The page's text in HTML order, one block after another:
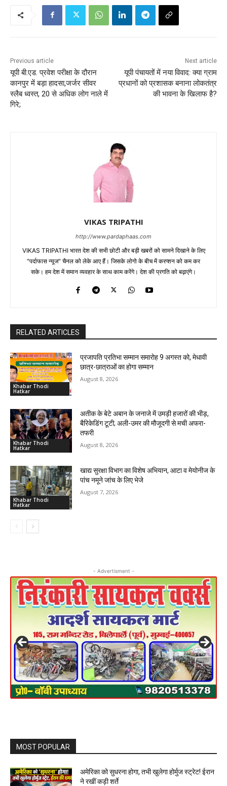
Previous article
यूपी बी.एड. प्रवेश परीक्षा के दौरान
कानपुर में बड़ा हादसा,जर्जर सीवर
स्लैब ध्वस्त, 20 से अधिक लोग नाले में
गिरे;
Next article
यूपी पंचायतों में नया विवाद: क्या ग्राम
प्रधानों को प्रशासक बनाना लोकतंत्र
की भावना के खिलाफ है?
VIKAS TRIPATHI
http://www.pardaphaas.com
VIKAS TRIPATHI भारत देश की सभी छोटी और बड़ी खबरों को सामने दिखाने के लिए
"पर्दाफास न्यूज" चैनल को लेके आए हैं। जिसके लोगो के बीच में करप्शन को कम कर
सके। हम देश में समान व्यवहार के साथ काम करेंगे। देश की प्रगति को बढ़ाएंगे।
RELATED ARTICLES
Khabar Thodi
Hatkar
प्रजापति प्रतिभा सम्मान समारोह 9 अगस्त को, मेधावी
छात्र-छात्राओं का होगा सम्मान
August 8, 2026
Khabar Thodi
Hatkar
अतीक के बेटे अबान के जनाजे में उमड़ी हजारों की भीड़,
बैरिकेडिंग टूटी; अली-उमर की मौजूदगी से मची अफरा-
तफरी
August 8, 2026
Khabar Thodi
Hatkar
खाद्य सुरक्षा विभाग का विशेष अभियान, आटा व मेयोनीज के
पांच नमूने जांच के लिए भेजे
August 7, 2026
- Advertisment -
MOST POPULAR
अमेरिका को सुधरना होगा, तभी खुलेगा होर्मुज स्ट्रेट! ईरान
ने रखीं कड़ी शर्ते